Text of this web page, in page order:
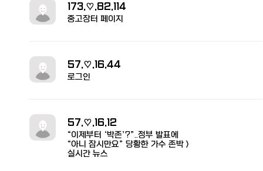
173.♡.82.114
중고장터 페이지
57.♡.16.44
로그인
57.♡.16.12
“이제부터 ‘박존’?”..정부 발표에
“아니 잠시만요” 당황한 가수 존박 >
실시간 뉴스